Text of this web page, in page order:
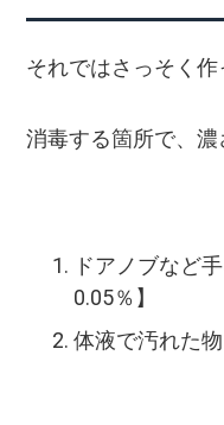
それではさっそく作
消毒する箇所で、濃
ドアノブなど
0.05％】
体液で汚れた